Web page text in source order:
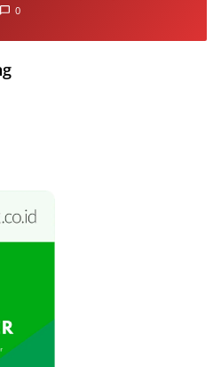
Perkuat Pelayanan
0